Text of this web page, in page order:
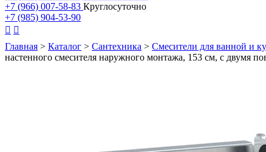
+7 (966) 007-58-83 Круглосуточно
+7 (985) 904-53-90
 
Главная > Каталог > Сантехника > Смесители для ванной и
настенного смесителя наружного монтажа, 153 см, с двумя